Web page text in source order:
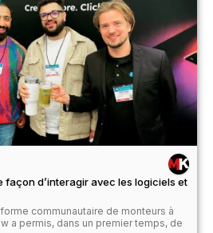
façon d’interagir avec les logiciels et
communautaire de monteurs à
a permis, dans un premier temps, de